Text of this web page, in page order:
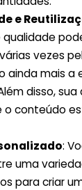
e
vezes
ainda mais a
disso,
o conteúdo
:
uma
para criar